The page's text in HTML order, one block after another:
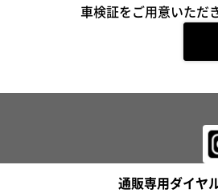
車検証をご用意いただ
通販専用ダイヤ